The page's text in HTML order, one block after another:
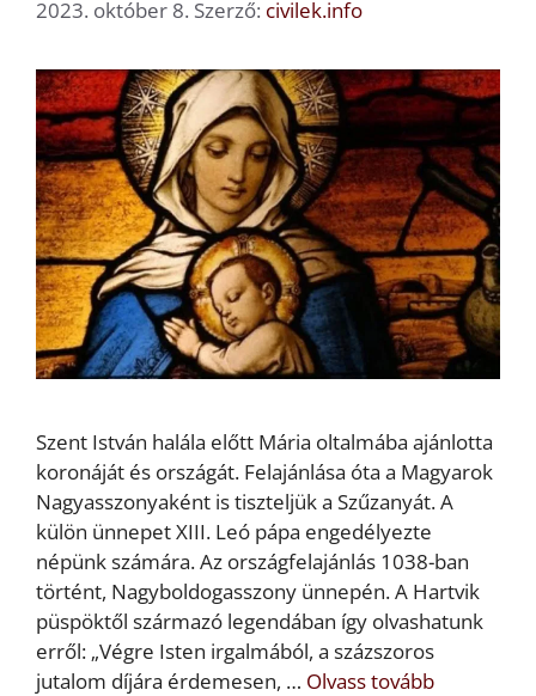
2023. október 8. Szerző: civilek.info
Szent István halála előtt Mária oltalmába ajánlotta
koronáját és országát. Felajánlása óta a Magyarok
Nagyasszonyaként is tiszteljük a Szűzanyát. A
külön ünnepet XIII. Leó pápa engedélyezte
népünk számára. Az országfelajánlás 1038-ban
történt, Nagyboldogasszony ünnepén. A Hartvik
püspöktől származó legendában így olvashatunk
erről: „Végre Isten irgalmából, a százszoros
jutalom díjára érdemesen, … Olvass tovább